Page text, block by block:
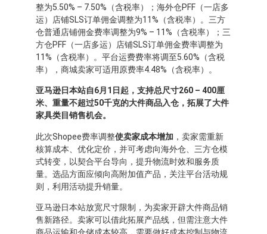
整为5.50% – 7.50%（含税率）；海外仓PFF（一店多
运）店铺SLS订单佣金调整为11%（含税率）。三方
仓普通店铺佣金费率调整为9% – 11%（含税率）；三
方仓PFF（一店多运）店铺SLS订单佣金费率调整为
11%（含税率）。平台运费费率将调至5.60%（含税
率），商城卖家可适用原费率4.48%（含税率）。
亚马逊日本站自6月1日起，支持总尺寸260 – 400厘
米、重量不超过50千克的大件商品入仓，拓展了大件
家具类目销售机会。
此次Shopee费率调整使卖家成本增加 ，卖家需重新
核算成本、优化定价，并可考虑向海外仓、三方仓模
式转变，以契合平台导向，提升物流时效和服务质
量。选品方面应倾向高附加值产品，关注平台活动规
则，利用活动提升销量。
亚马逊日本站放宽尺寸限制，为卖家开辟大件商品销
售新路径。卖家可以借此拓展产品线，但需注意大件